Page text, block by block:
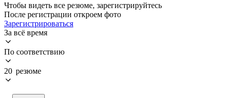
Чтобы видеть все резюме, зарегистрируйтесь
После регистрации откроем фото
Зарегистрироваться
За всё время
По соответствию
20 резюме